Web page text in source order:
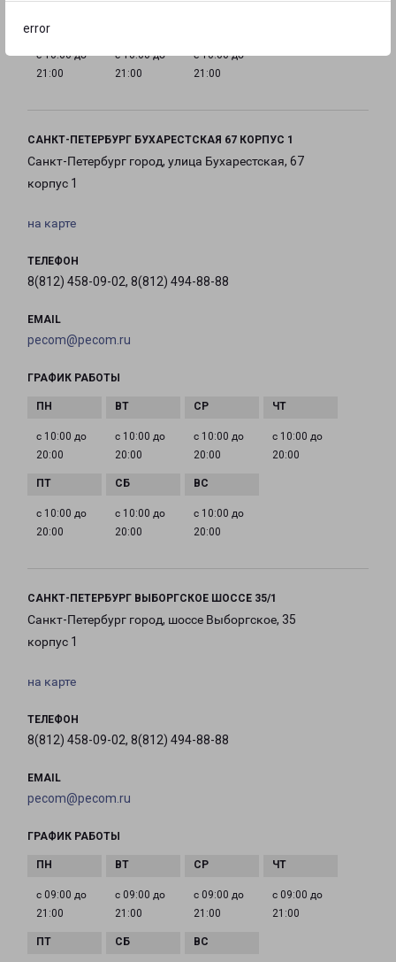
error
с 10:00 до
21:00
с 10:00 до
21:00
с 10:00 до
21:00
САНКТ-ПЕТЕРБУРГ БУХАРЕСТСКАЯ 67 КОРПУС 1
Санкт-Петербург город, улица Бухарестская, 67
корпус 1
на карте
ТЕЛЕФОН
8(812) 458-09-02, 8(812) 494-88-88
EMAIL
pecom@pecom.ru
ГРАФИК РАБОТЫ
с 10:00 до
20:00
с 10:00 до
20:00
с 10:00 до
20:00
с 10:00 до
20:00
с 10:00 до
20:00
с 10:00 до
20:00
с 10:00 до
20:00
САНКТ-ПЕТЕРБУРГ ВЫБОРГСКОЕ ШОССЕ 35/1
Санкт-Петербург город, шоссе Выборгское, 35
корпус 1
на карте
ТЕЛЕФОН
8(812) 458-09-02, 8(812) 494-88-88
EMAIL
pecom@pecom.ru
ГРАФИК РАБОТЫ
с 09:00 до
21:00
с 09:00 до
21:00
с 09:00 до
21:00
с 09:00 до
21:00